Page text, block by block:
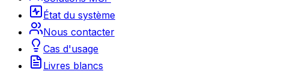
État du système
Nous contacter
Cas d'usage
Livres blancs